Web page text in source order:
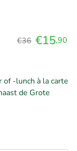
€36 €15,90
of -lunch à la carte
de Grote